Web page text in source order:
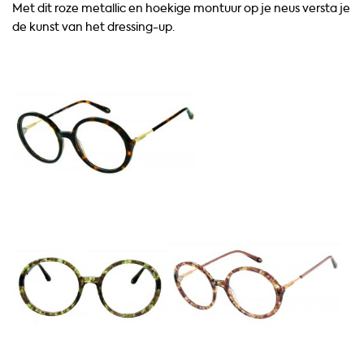
Met dit roze metallicen hoekige montuur op je neusversta je
de kunst van het dressing-up.